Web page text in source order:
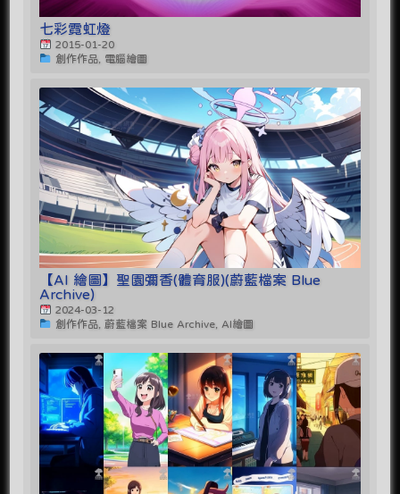
七彩霓虹燈
2015-01-20
創作作品, 電腦繪圖
【AI 繪圖】聖園彌香(體育服)(蔚藍檔案 Blue
Archive)
2024-03-12
創作作品, 蔚藍檔案 Blue Archive, AI繪圖